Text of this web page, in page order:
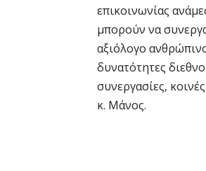
επικοινωνίας
μπορούν να
αξιόλογο
δυνατότητες
συνεργασίες,
κ. Μάνος.